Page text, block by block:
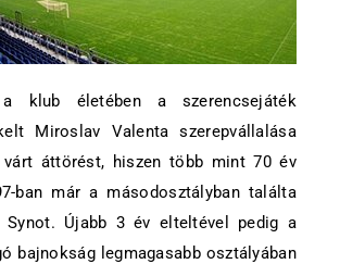
a klub életében a szerencsejáték
Miroslav Valenta szerepvállalása
áttörést, hiszen több mint 70 év
ban már a másodosztályban találta
Synot. Újabb 3 év elteltével pedig a
bajnokság legmagasabb osztályában